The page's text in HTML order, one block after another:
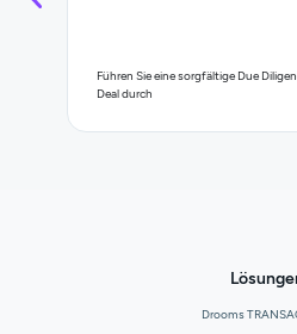
Führen Sie eine sorgfältige Due
Deal durch
Drooms